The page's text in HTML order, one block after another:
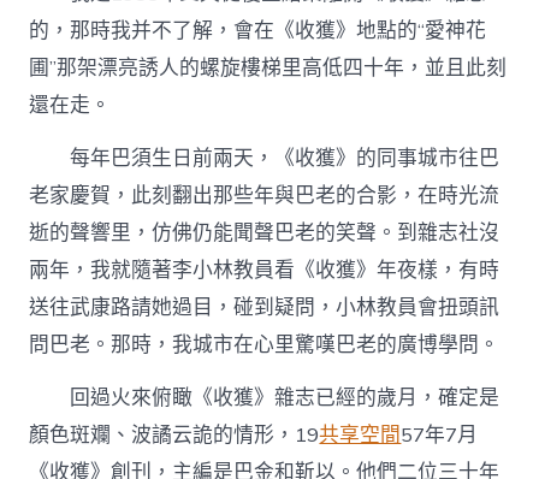
史
找
九
宮
密
空
間
–
中
國
作
家
網〉
的，那時我并不了解，會在《收獲》地點的“愛神花
圃”那架漂亮誘人的螺旋樓梯里高低四十年，並且此刻
還在走。
每年巴須生日前兩天，《收獲》的同事城市往巴
老家慶賀，此刻翻出那些年與巴老的合影，在時光流
逝的聲響里，仿佛仍能聞聲巴老的笑聲。到雜志社沒
兩年，我就隨著李小林教員看《收獲》年夜樣，有時
送往武康路請她過目，碰到疑問，小林教員會扭頭訊
問巴老。那時，我城市在心里驚嘆巴老的廣博學問。
回過火來俯瞰《收獲》雜志已經的歲月，確定是
顏色斑斕、波譎云詭的情形，19共享空間57年7月
《收獲》創刊，主編是巴金和靳以。他們二位三十年